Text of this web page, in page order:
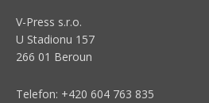
V-Press s.r.o.
U Stadionu 157
266 01 Beroun
Telefon: +420 604 763 835